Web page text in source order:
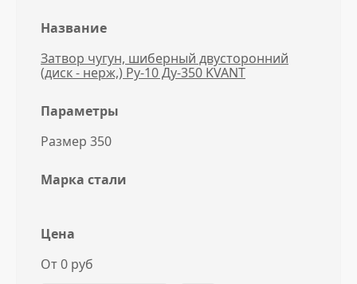
Название
Затвор чугун, шиберный двусторонний
(диск - нерж,) Ру-10 Ду-350 KVANT
Параметры
Размер 350
Марка стали
Цена
От 0 руб